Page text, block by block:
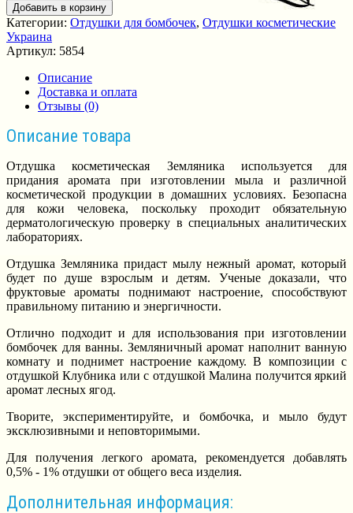
Добавить в корзину
Категории: Отдушки для бомбочек, Отдушки косметические
Украина
Артикул: 5854
Описание
Доставка и оплата
Отзывы (0)
Описание товара
Отдушка косметическая Земляника используется для
придания аромата при изготовлении мыла и различной
косметической продукции в домашних условиях. Безопасна
для кожи человека, поскольку проходит обязательную
дерматологическую проверку в специальных аналитических
лабораториях.
Отдушка Земляника придаст мылу нежный аромат, который
будет по душе взрослым и детям. Ученые доказали, что
фруктовые ароматы поднимают настроение, способствуют
правильному питанию и энергичности.
Отлично подходит и для использования при изготовлении
бомбочек для ванны. Земляничный аромат наполнит ванную
комнату и поднимет настроение каждому. В композиции с
отдушкой Клубника или с отдушкой Малина получится яркий
аромат лесных ягод.
Творите, экспериментируйте, и бомбочка, и мыло будут
эксклюзивными и неповторимыми.
Для получения легкого аромата, рекомендуется добавлять
0,5% - 1% отдушки от общего веса изделия.
Дополнительная информация: